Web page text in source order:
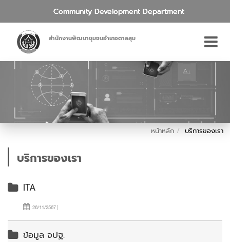
Community Development Department
สำนักงานพัฒนาชุมชนอำเภอตาลสุม
หน้าหลัก บริการของเรา
บริการของเรา
ITA
26/11/2567 |
ข้อมูล จปฐ.